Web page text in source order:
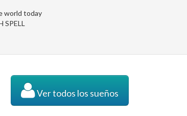
world today
Ver todos los sueños